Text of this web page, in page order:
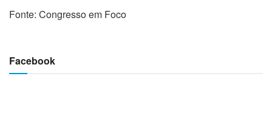
Fonte: Congresso em Foco
Facebook